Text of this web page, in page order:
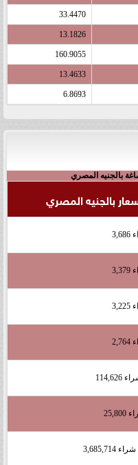
33.4470
13.1826
160.9055
13.4633
6.8693
بالجنيه المصري
بالجنيه المصري